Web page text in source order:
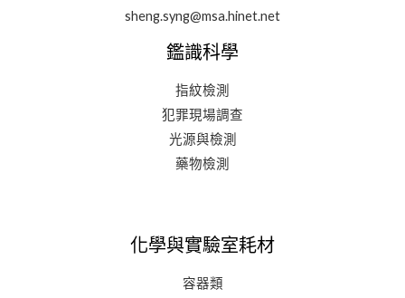
sheng.syng@msa.hinet.net
鑑識科學
指紋檢測
犯罪現場調查
光源與檢測
藥物檢測
化學與實驗室耗材
容器類